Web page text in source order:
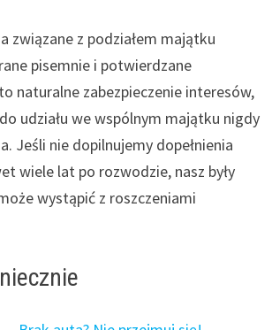
związane z podziałem majątku
pisemnie i potwierdzane
naturalne zabezpieczenie interesów,
udziału we wspólnym majątku nigdy
Jeśli nie dopilnujemy dopełnienia
wiele lat po rozwodzie, nasz były
wystąpić z roszczeniami